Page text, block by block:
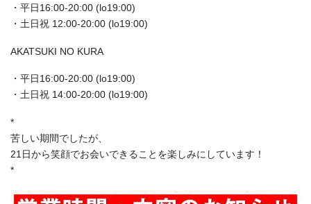
・平日16:00-20:00 (lo19:00)
・土日祝 12:00-20:00 (lo19:00)
AKATSUKI NO KURA
・平日16:00-20:00 (lo19:00)
・土日祝 14:00-20:00 (lo19:00)
*
苦しい期間でしたが、
21日から笑顔でお会いできることを楽しみにしています！
*